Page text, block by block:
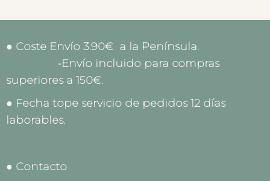
● Coste Envío 3.90€ a la Península.
-Envío incluido para compras
superiores a 150€.
● Fecha tope servicio de pedidos 12 días
laborables.
● Contacto